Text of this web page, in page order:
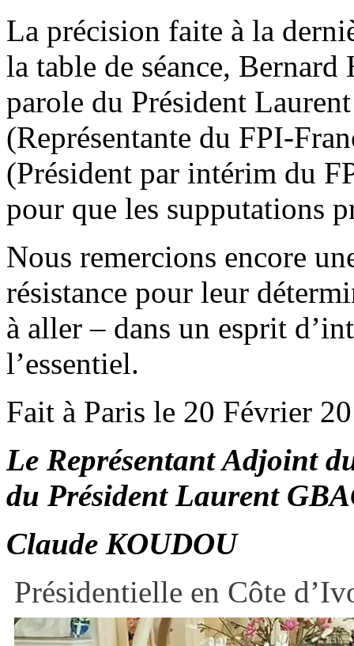
La précision faite à la
la table de séance,
parole du Président
(Représentante du FPI-
(Président par intérim du
pour que les supputations
Nous remercions encore
résistance pour leur
à aller – dans un esprit
l’essentiel.
Fait à Paris le 20 Février
Le Représentant Adjoint
du Président Laurent
Claude KOUDOU
Présidentielle en Côte